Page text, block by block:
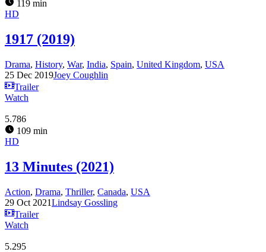
119 min
HD
1917 (2019)
Drama, History, War, India, Spain, United Kingdom, USA
25 Dec 2019Joey Coughlin
Trailer
Watch
5.786
109 min
HD
13 Minutes (2021)
Action, Drama, Thriller, Canada, USA
29 Oct 2021Lindsay Gossling
Trailer
Watch
5.295